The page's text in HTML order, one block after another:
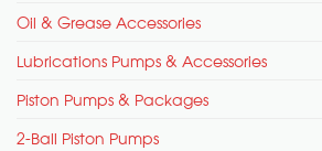
Oil & Grease Accessories
Lubrications Pumps & Accessories
Piston Pumps & Packages
2-Ball Piston Pumps